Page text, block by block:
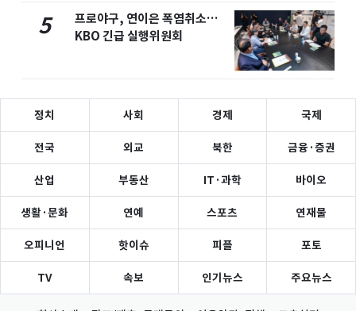
5
프로야구, 연이은 폭염취소…
KBO 긴급 실행위원회
정치 사회 경제 국제
전국 외교 북한 금융·증권
산업 부동산 IT·과학 바이오
생활·문화 연예 스포츠 연재물
오피니언 핫이슈 피플 포토
TV 속보 인기뉴스 주요뉴스